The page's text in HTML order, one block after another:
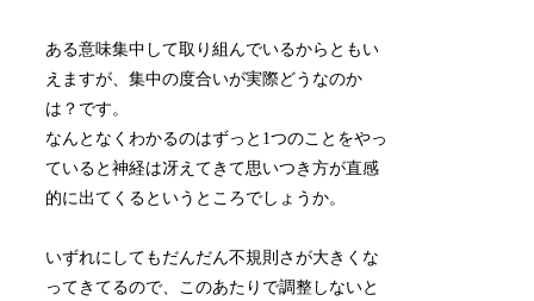
ある意味集中して取り組んでいるからともい
えますが、集中の度合いが実際どうなのか
は？です。
なんとなくわかるのはずっと1つのことをやっ
ていると神経は冴えてきて思いつき方が直感
的に出てくるというところでしょうか。
いずれにしてもだんだん不規則さが大きくな
ってきてるので、このあたりで調整しないと